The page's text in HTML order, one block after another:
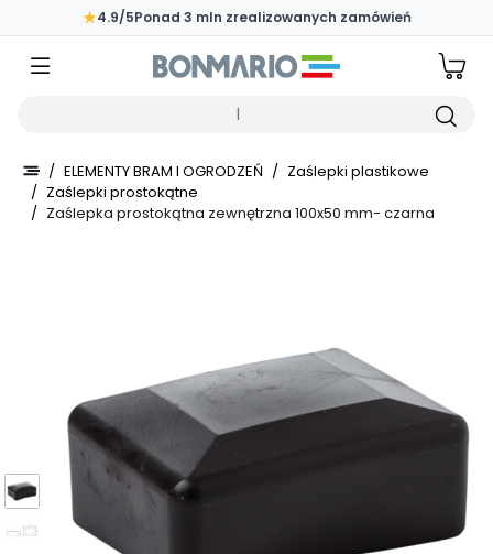
Przejdź do głównej zawartości strony
★4.9/5Ponad 3 mln zrealizowanych zamówień
/ ELEMENTY BRAM I OGRODZEŃ / Zaślepki plastikowe
/ Zaślepki prostokątne
/ Zaślepka prostokątna zewnętrzna 100x50 mm- czarna